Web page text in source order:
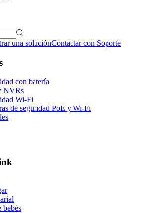
una soluciónContactar con Soporte
con batería
NVRs
Wi-Fi
de seguridad PoE y Wi-Fi
bebés